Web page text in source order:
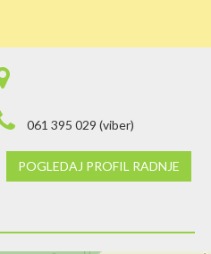
061 395 029 (viber)
POGLEDAJ PROFIL RADNJE